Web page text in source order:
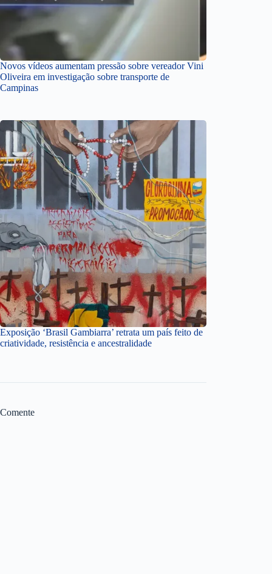
Novos vídeos aumentam pressão sobre vereador Vini
Oliveira em investigação sobre transporte de
Campinas
Exposição ‘Brasil Gambiarra’ retrata um país feito de
criatividade, resistência e ancestralidade
Comente